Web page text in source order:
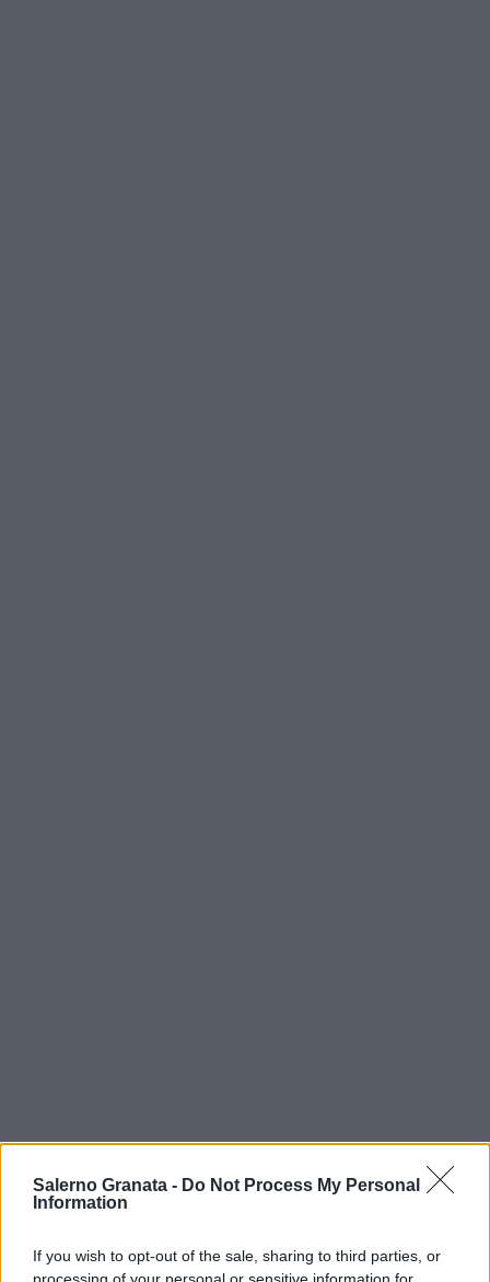
Salerno Granata - Do Not Process My Personal
Information
If you wish to opt-out of the sale, sharing to third parties, or